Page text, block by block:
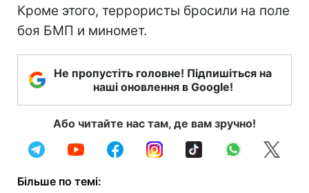
Кроме этого, террористы бросили на поле
боя БМП и миномет.
Не пропустіть головне! Підпишіться на
наші оновлення в Google!
Або читайте нас там, де вам зручно!
Більше по темі: